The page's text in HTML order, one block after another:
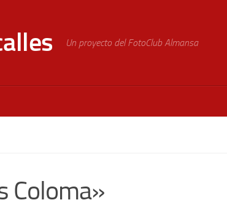
Un proyecto del FotoClub Almansa
Coloma»